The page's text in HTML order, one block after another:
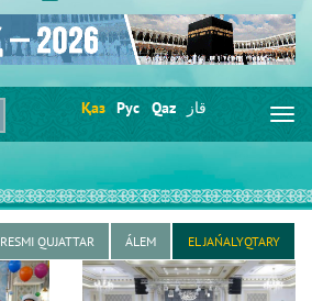
Қаз Рус Qaz قاز
RESMI QUJATTAR ÁLEM EL JAŃALYQTARY